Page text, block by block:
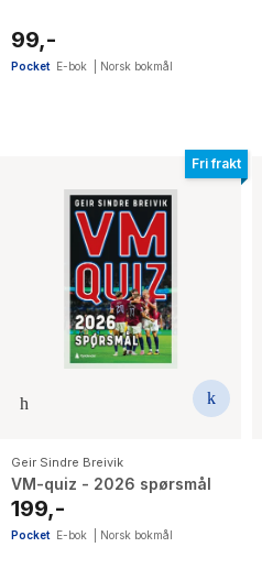
99,-
Pocket E-bok Norsk bokmål
Fri frakt
Geir Sindre Breivik
VM-quiz - 2026 spørsmål
199,-
Pocket E-bok Norsk bokmål